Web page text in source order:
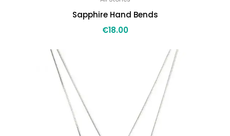
Sapphire Hand Bends
€18.00